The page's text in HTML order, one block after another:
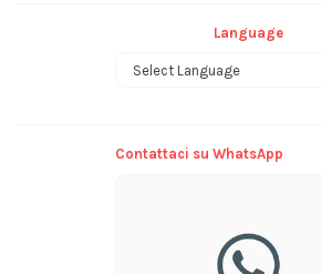
Language
Contattaci su WhatsApp